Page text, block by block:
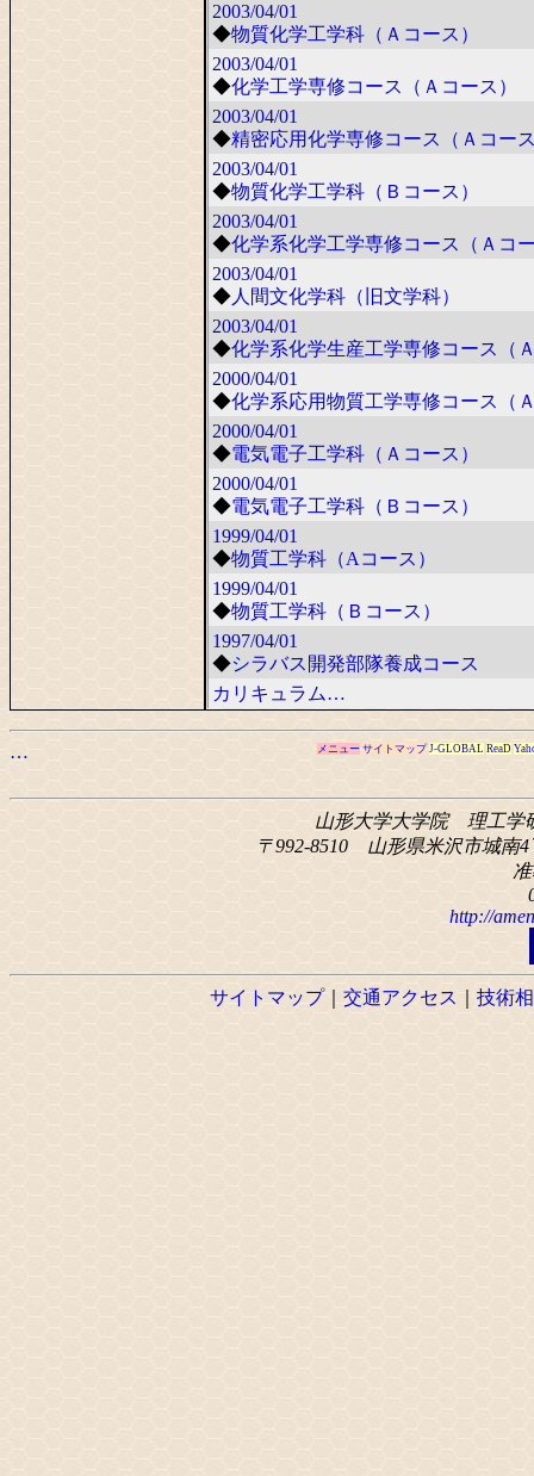
2003/04/01
◆物質化学工学科（Ａコース）
2003/04/01
◆化学工学専修コース（Ａコース）
2003/04/01
◆精密応用化学専修コース（Ａコー
2003/04/01
◆物質化学工学科（Ｂコース）
2003/04/01
◆化学系化学工学専修コース（Ａコ
2003/04/01
◆人間文化学科（旧文学科）
2003/04/01
◆化学系化学生産工学専修コース（
2000/04/01
◆化学系応用物質工学専修コース（
2000/04/01
◆電気電子工学科（Ａコース）
2000/04/01
◆電気電子工学科（Ｂコース）
1999/04/01
◆物質工学科（Aコース）
1999/04/01
◆物質工学科（Ｂコース）
1997/04/01
◆シラバス開発部隊養成コース
カリキュラム…
… メニュー サイトマップ J-GLOBAL ReaD
山形大学大学院 理工学
〒992-8510 山形県米沢市城南4
http://
サイトマップ｜ 交通アクセス 技術